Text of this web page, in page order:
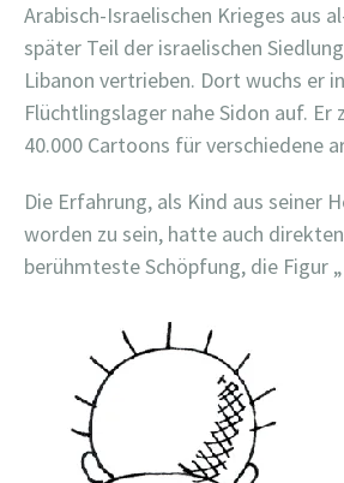
Arabisch-Israelischen Krieges aus
später Teil der israelischen
Libanon vertrieben. Dort wuchs er
Flüchtlingslager nahe Sidon auf. Er
40.000 Cartoons für verschiedene
Die Erfahrung, als Kind aus seiner
worden zu sein, hatte auch
berühmteste Schöpfung, die Figur